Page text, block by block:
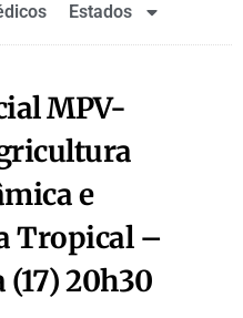
Estados
MPV-
e
Tropical –
20h30